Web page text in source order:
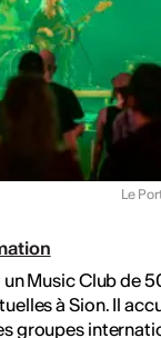
Le
un Music Club de
à Sion. Il
groupes